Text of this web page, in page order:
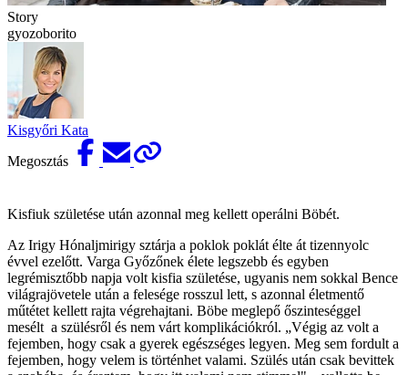
Story
gyozoborito
Kisgyőri Kata
Megosztás
Kisfiuk születése után azonnal meg kellett operálni Böbét.
Az Irigy Hónaljmirigy sztárja a poklok poklát élte át tizennyolc
évvel ezelőtt. Varga Győzőnek élete legszebb és egyben
legrémisztőbb napja volt kisfia születése, ugyanis nem sokkal Bence
világrajövetele után a felesége rosszul lett, s azonnal életmentő
műtétet kellett rajta végrehajtani. Böbe meglepő őszinteséggel
mesélt a szülésről és nem várt komplikációkról. „Végig az volt a
fejemben, hogy csak a gyerek egészséges legyen. Meg sem fordult a
fejemben, hogy velem is történhet valami. Szülés után csak bevittek